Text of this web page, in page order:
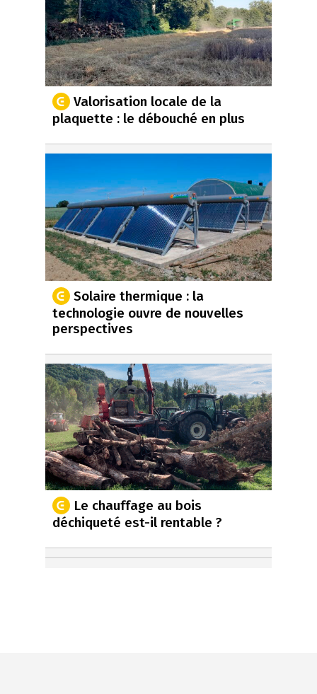
Valorisation locale de la
plaquette : le débouché en plus
Solaire thermique : la
technologie ouvre de nouvelles
perspectives
Le chauffage au bois
déchiqueté est-il rentable ?